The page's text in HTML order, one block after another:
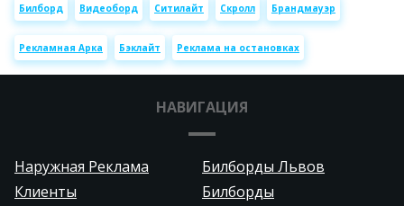
Билборд Видеоборд Ситилайт Скролл Брандмауэр
Рекламная Арка Бэклайт Реклама на остановках
НАВИГАЦИЯ
Наружная Реклама
Билборды Львов
Клиенты
Билборды